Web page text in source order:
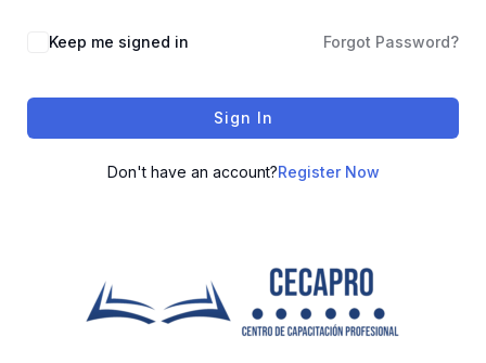
Keep me signed in Forgot Password?
Sign In
Don't have an account?Register Now